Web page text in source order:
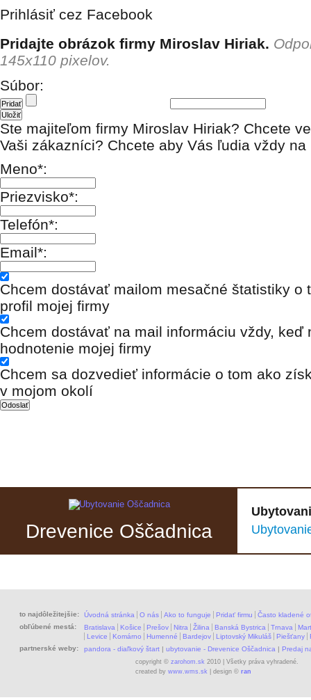
Prihlásiť cez Facebook
Pridajte obrázok firmy Miroslav Hiriak.
145x110 pixelov.
Súbor:
Ste majiteľom firmy Miroslav Hiriak? Chcete
Vaši zákazníci? Chcete aby Vás ľudia vždy
Meno*:
Priezvisko*:
Telefón*:
Email*:
Chcem dostávať mailom mesačné štatistiky o
profil mojej firmy
Chcem dostávať na mail informáciu vždy, keď
hodnotenie mojej firmy
Chcem sa dozvedieť informácie o tom ako
v mojom okolí
Drevenice Oščadnica
to najdôležitejšie: Úvodná stránka O nás Ako to funguje Pridať firmu
Často kladené
obľúbené mestá:
Bratislava Košice Prešov Nitra Žilina Banská Bystrica Trnava
Levice
Komárno Humenné Bardejov Liptovský Mikuláš Piešťany
partnerské weby:
pandora - diaľkový štart | ubytovanie - Drevenice Oščadnica | Predaj
copyright © zarohom.sk 2010 | Všetky práva vyhradené.
created by www.wms.sk | design © ran